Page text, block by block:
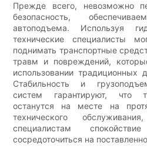
Прежде всего, невозможно
безопасность,
автоподъема. Используя
технические специалисты
поднимать транспортные
травм и повреждений,
использовании традиционных
Стабильность и
систем гарантируют, что
останутся на месте на
технического
специалистам
сосредоточиться на